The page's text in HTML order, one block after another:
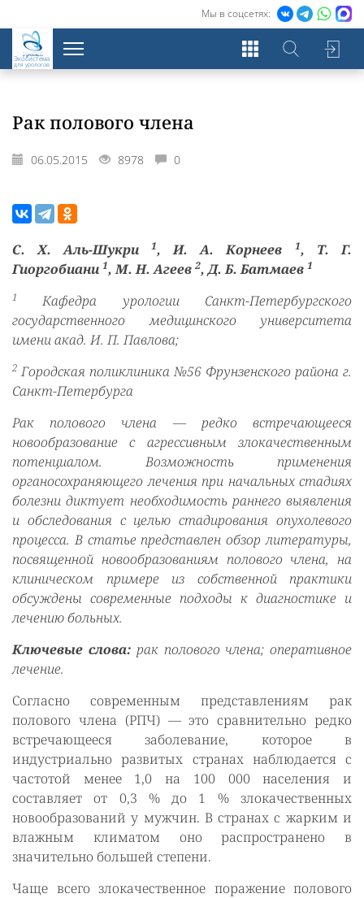
Мы в соцсетях:
Экосистема
для урологов
Рак полового члена
06.05.2015 8978 0
С. Х. Аль-Шукри 1, И. А. Корнеев 1, Т. Г.
Гиоргобиани 1, М. Н. Агеев 2, Д. Б. Батмаев 1
1
Кафедра урологии Санкт-Петербургского
государственного медицинского университета
имени акад. И. П. Павлова;
2 Городская поликлиника №56 Фрунзенского района г.
Санкт-Петербурга
Рак полового члена — редко встречающееся
новообразование с агрессивным злокачественным
потенциалом. Возможность применения
органосохраняющего лечения при начальных стадиях
болезни диктует необходимость раннего выявления
и обследования с целью стадирования опухолевого
процесса. В статье представлен обзор литературы,
посвященной новообразованиям полового члена, на
клиническом примере из собственной практики
обсуждены современные подходы к диагностике и
лечению больных.
Ключевые слова:рак полового члена; оперативное
лечение.
Согласно современным представлениям рак
полового члена (РПЧ) — это сравнительно редко
встречающееся заболевание, которое в
индустриально развитых странах наблюдается с
частотой менее 1,0 на 100 000 населения и
составляет от 0,3 % до 1 % злокачественных
новообразований у мужчин. В странах с жарким и
влажным климатом оно распространено в
значительно большей степени.
Чаще всего злокачественное поражение полового